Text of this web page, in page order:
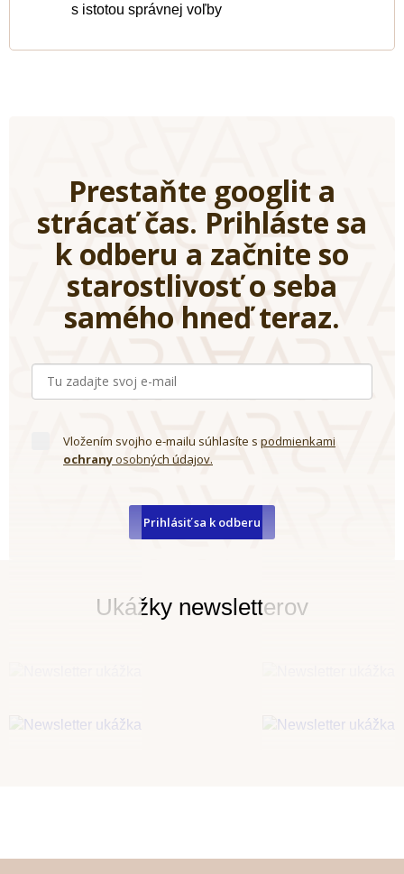
s istotou správnej voľby
Prestaňte googlit a
strácať čas. Prihláste sa
k odberu a začnite so
starostlivosť o seba
samého hneď teraz.
Vložením svojho e-mailu súhlasíte s podmienkami
ochranyosobných údajov.
Prihlásiť sa k odberu
Ukážky newsletterov